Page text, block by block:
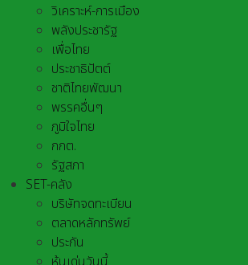
วิเคราะห์-การเมือง
พลังประชารัฐ
เพื่อไทย
ประชาธิปัตต์
ชาติไทยพัฒนา
พรรคอื่นๆ
ภูมิใจไทย
กกต.
รัฐสภา
SET-คลัง
บริษัทจดทะเบียน
ตลาดหลักทรัพย์
ประกัน